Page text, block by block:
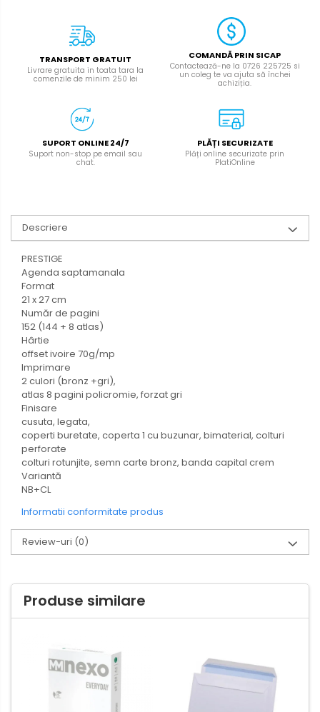
TRANSPORT GRATUIT
Livrare gratuita in toata tara la
comenzile de minim 250 lei
COMANDĂ PRIN SICAP
Contactează-ne la 0726 225725 si
un coleg te va ajuta să închei
achiziția.
SUPORT ONLINE 24/7
Suport non-stop pe email sau
chat.
PLĂȚI SECURIZATE
Plăți online securizate prin
PlatiOnline
Descriere
PRESTIGE
Agenda saptamanala
Format
21 x 27 cm
Număr de pagini
152 (144 + 8 atlas)
Hârtie
offset ivoire 70g/mp
Imprimare
2 culori (bronz +gri),
atlas 8 pagini policromie, forzat gri
Finisare
cusuta, legata,
coperti buretate, coperta 1 cu buzunar, bimaterial, colturi
perforate
colturi rotunjite, semn carte bronz, banda capital crem
Variantă
NB+CL
Informatii conformitate produs
Review-uri (0)
Produse similare